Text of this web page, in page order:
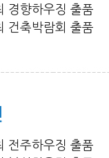
경향하우징 출품
건축박람회 출품
전주하우징 출품